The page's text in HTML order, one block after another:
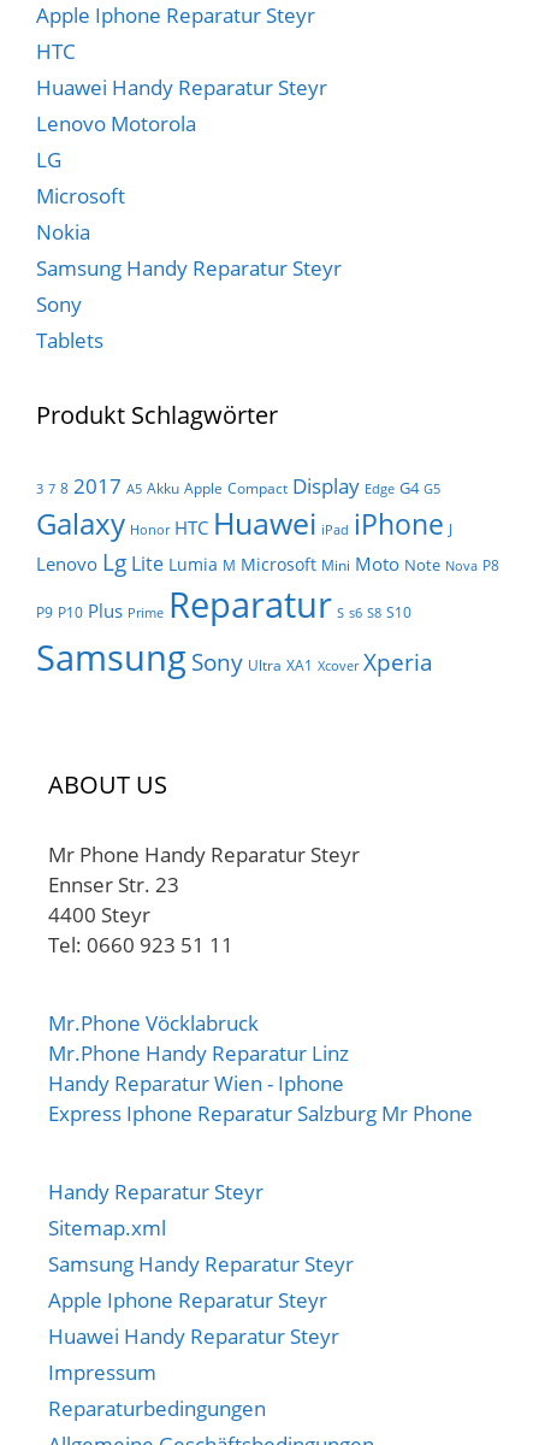
Apple Iphone Reparatur Steyr
HTC
Huawei Handy Reparatur Steyr
Lenovo Motorola
LG
Microsoft
Nokia
Samsung Handy Reparatur Steyr
Sony
Tablets
Produkt Schlagwörter
3 7 8 2017 A5 Akku Apple Compact Display Edge G4 G5
Galaxy Honor HTC Huawei iPad iPhone J
Lenovo Lg Lite Lumia M Microsoft Mini Moto Note Nova P8
P9 P10 Plus Prime Reparatur S s6 S8 S10
Samsung Sony Ultra XA1 Xcover Xperia
ABOUT US
Mr Phone Handy Reparatur Steyr
Ennser Str. 23
4400 Steyr
Tel: 0660 923 51 11
Mr.Phone Vöcklabruck
Mr.Phone Handy Reparatur Linz
Handy Reparatur Wien - Iphone
Express Iphone Reparatur Salzburg Mr Phone
Handy Reparatur Steyr
Sitemap.xml
Samsung Handy Reparatur Steyr
Apple Iphone Reparatur Steyr
Huawei Handy Reparatur Steyr
Impressum
Reparaturbedingungen